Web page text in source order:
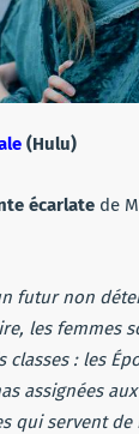
(Hulu)
écarlate de
futur non
les femmes
classes : les
assignées
qui servent